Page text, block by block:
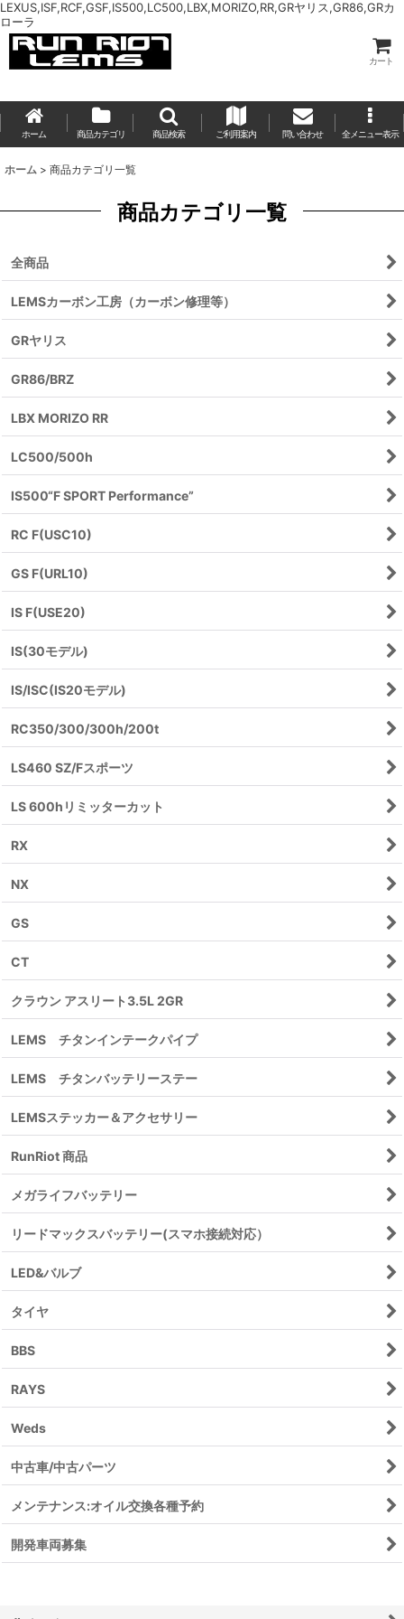
LEXUS,ISF,RCF,GSF,IS500,LC500,LBX,MORIZO,RR,GRヤリス,GR86,GRカ
ローラ
カート
ホーム 商品カテゴリ 商品検索 ご利用案内 問い合わせ 全メニュー表示
ホーム > 商品カテゴリ一覧
商品カテゴリ一覧
全商品
LEMSカーボン工房（カーボン修理等）
GRヤリス
GR86/BRZ
LBX MORIZO RR
LC500/500h
IS500“F SPORT Performance”
RC F(USC10)
GS F(URL10)
IS F(USE20)
IS(30モデル)
IS/ISC(IS20モデル)
RC350/300/300h/200t
LS460 SZ/Fスポーツ
LS 600hリミッターカット
RX
NX
GS
CT
クラウン アスリート3.5L 2GR
LEMS チタンインテークパイプ
LEMS チタンバッテリーステー
LEMSステッカー＆アクセサリー
RunRiot 商品
メガライフバッテリー
リードマックスバッテリー(スマホ接続対応）
LED&バルブ
タイヤ
BBS
RAYS
Weds
中古車/中古パーツ
メンテナンス:オイル交換各種予約
開発車両募集